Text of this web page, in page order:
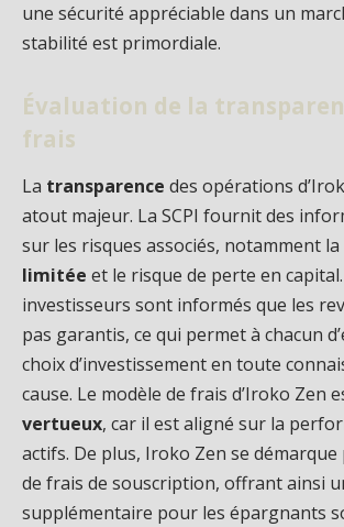
une sécurité appréciable dans un
stabilité est primordiale.
Évaluation de la
frais
La transparence des opérations
atout majeur. La SCPI fournit des
sur les risques associés, notamment la
limitée et le risque de perte en
investisseurs sont informés que les
pas garantis, ce qui permet à chacun
choix d’investissement en toute
cause. Le modèle de frais d’Iroko Zen
vertueux, car il est aligné sur la
actifs. De plus, Iroko Zen se démarque
de frais de souscription, offrant ainsi
supplémentaire pour les épargnants